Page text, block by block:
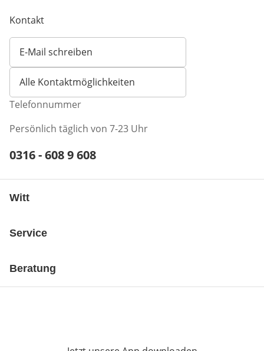
Kontakt
E-Mail schreiben
Öffnet E-Mail-Client
Alle Kontaktmöglichkeiten
Telefonnummer
Persönlich täglich von 7-23 Uhr
Telefonnummer:
0316 - 608 9 608
Witt
Service
Beratung